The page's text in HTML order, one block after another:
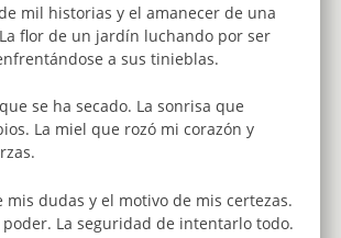
mil historias y el amanecer de una
flor de un jardín luchando por ser
a sus tinieblas.
se ha secado. La sonrisa que
La miel que rozó mi corazón y
mis dudas y el motivo de mis certezas.
La seguridad de intentarlo todo.